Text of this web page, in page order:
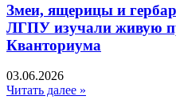
Змеи, ящерицы и
ЛГПУ изучали живую
Кванториума
03.06.2026
Читать далее »